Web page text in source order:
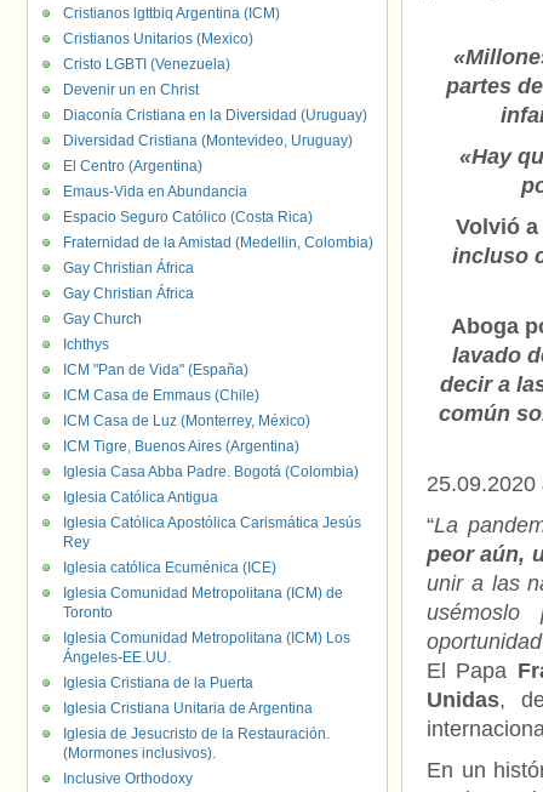
partes
«Hay
Volvió
incluso
Aboga
lavado
decir a
común
25.09.2020
“La
peor aún,
unir a las
El Papa
Unidas,
En un
Cristianos lgttbiq Argentina (ICM)
Cristianos Unitarios (Mexico)
Cristo LGBTI (Venezuela)
Devenir un en Christ
Diaconía Cristiana en la Diversidad (Uruguay)
Diversidad Cristiana (Montevideo, Uruguay)
El Centro (Argentina)
Emaus-Vida en Abundancia
Espacio Seguro Católico (Costa Rica)
Fraternidad de la Amistad (Medellin, Colombia)
Gay Christian África
Gay Christian África
Gay Church
Ichthys
ICM "Pan de Vida" (España)
ICM Casa de Emmaus (Chile)
ICM Casa de Luz (Monterrey, México)
ICM Tigre, Buenos Aires (Argentina)
Iglesia Casa Abba Padre. Bogotá (Colombia)
Iglesia Católica Antigua
Iglesia Católica Apostólica Carismática Jesús
Rey
Iglesia católica Ecuménica (ICE)
Iglesia Comunidad Metropolitana (ICM) de
Toronto
Iglesia Comunidad Metropolitana (ICM) Los
Ángeles-EE.UU.
Iglesia Cristiana de la Puerta
Iglesia Cristiana Unitaria de Argentina
Iglesia de Jesucristo de la Restauración.
(Mormones inclusivos).
Inclusive Orthodoxy